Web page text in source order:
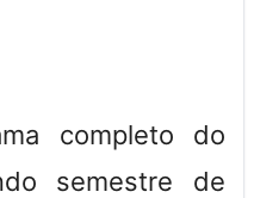
completo do
semestre de